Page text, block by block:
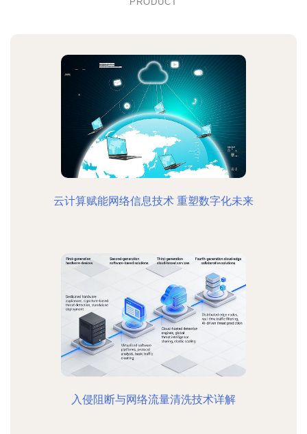
云计算赋能网络信息技术 重塑数字化未来
入侵阻断与网络流量清洗技术详解